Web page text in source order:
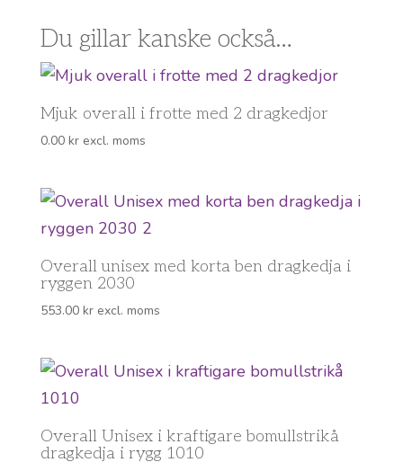
Du gillar kanske också…
Mjuk overall i frotte med 2 dragkedjor
0.00 krexcl. moms
Overall unisex med korta ben dragkedja i
ryggen 2030
553.00 krexcl. moms
Overall Unisex i kraftigare bomullstrikå
dragkedja i rygg 1010